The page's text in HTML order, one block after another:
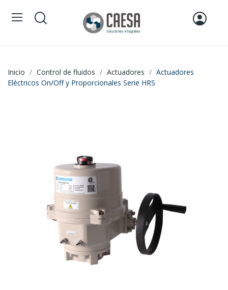
Inicio Control de fluidos Actuadores
Actuadores
Eléctricos On/Off y Proporcionales Serie HRS